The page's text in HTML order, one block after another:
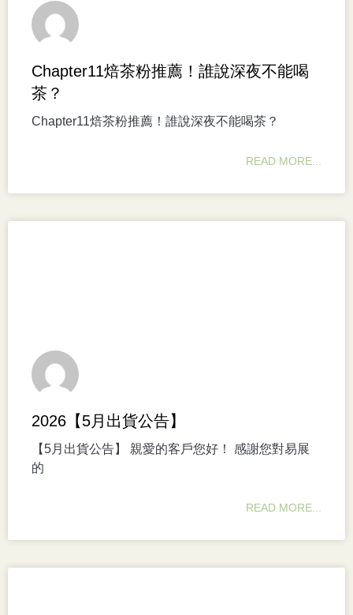
Chapter11焙茶粉推薦！誰說深夜不能喝
茶？
Chapter11焙茶粉推薦！誰說深夜不能喝茶？
READ MORE...
2026【5月出貨公告】
【5月出貨公告】 親愛的客戶您好！ 感謝您對易展
的
READ MORE...